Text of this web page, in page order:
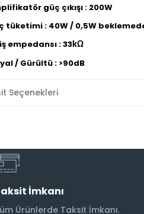
güç çıkışı : 200W
tüketimi : 40W / 0,5W
empedansı :33kΩ
/ Gürültü : >90dB
Seçenekleri
İmkanı
Ürünlerde Taksit İmkanı.